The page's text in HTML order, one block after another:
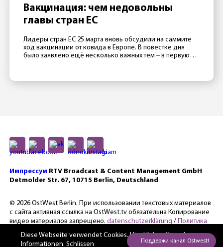
Вакцинация: чем недовольны
главы стран ЕС
Лидеры стран ЕС 25 марта вновь обсудили на саммите
ход вакцинации от ковида в Европе. В повестке дня
было заявлено ещё несколько важных тем ‒ в первую
прививочной кампании. Президент Франции Эмманюэль
Импрессум RTV Broadcast & Content Management GmbH
Detmolder Str. 67, 10715 Berlin, Deutschland
© 2026 OstWest Berlin. При использовании текстовых материалов
с сайта активная ссылка на OstWest.tv обязательна Копирование
видео материалов запрещено. datenschutzerklärung / Политика
Diese Webseite verwendet Cookies. Hierklicken für mehr
Informationen. Schlissen